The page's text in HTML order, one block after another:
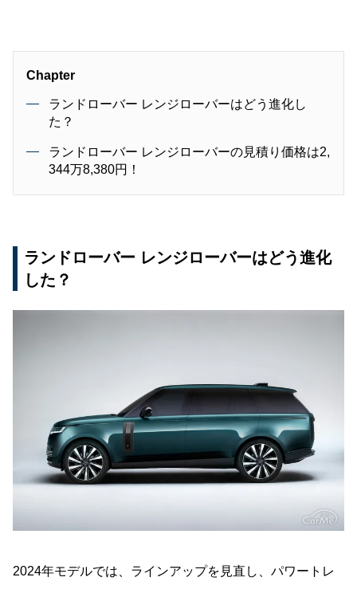
Chapter
ランドローバー レンジローバーはどう進化し
た？
ランドローバー レンジローバーの見積り価格は2,
344万8,380円！
ランドローバー レンジローバーはどう進化
した？
2024年モデルでは、ラインアップを見直し、パワートレ